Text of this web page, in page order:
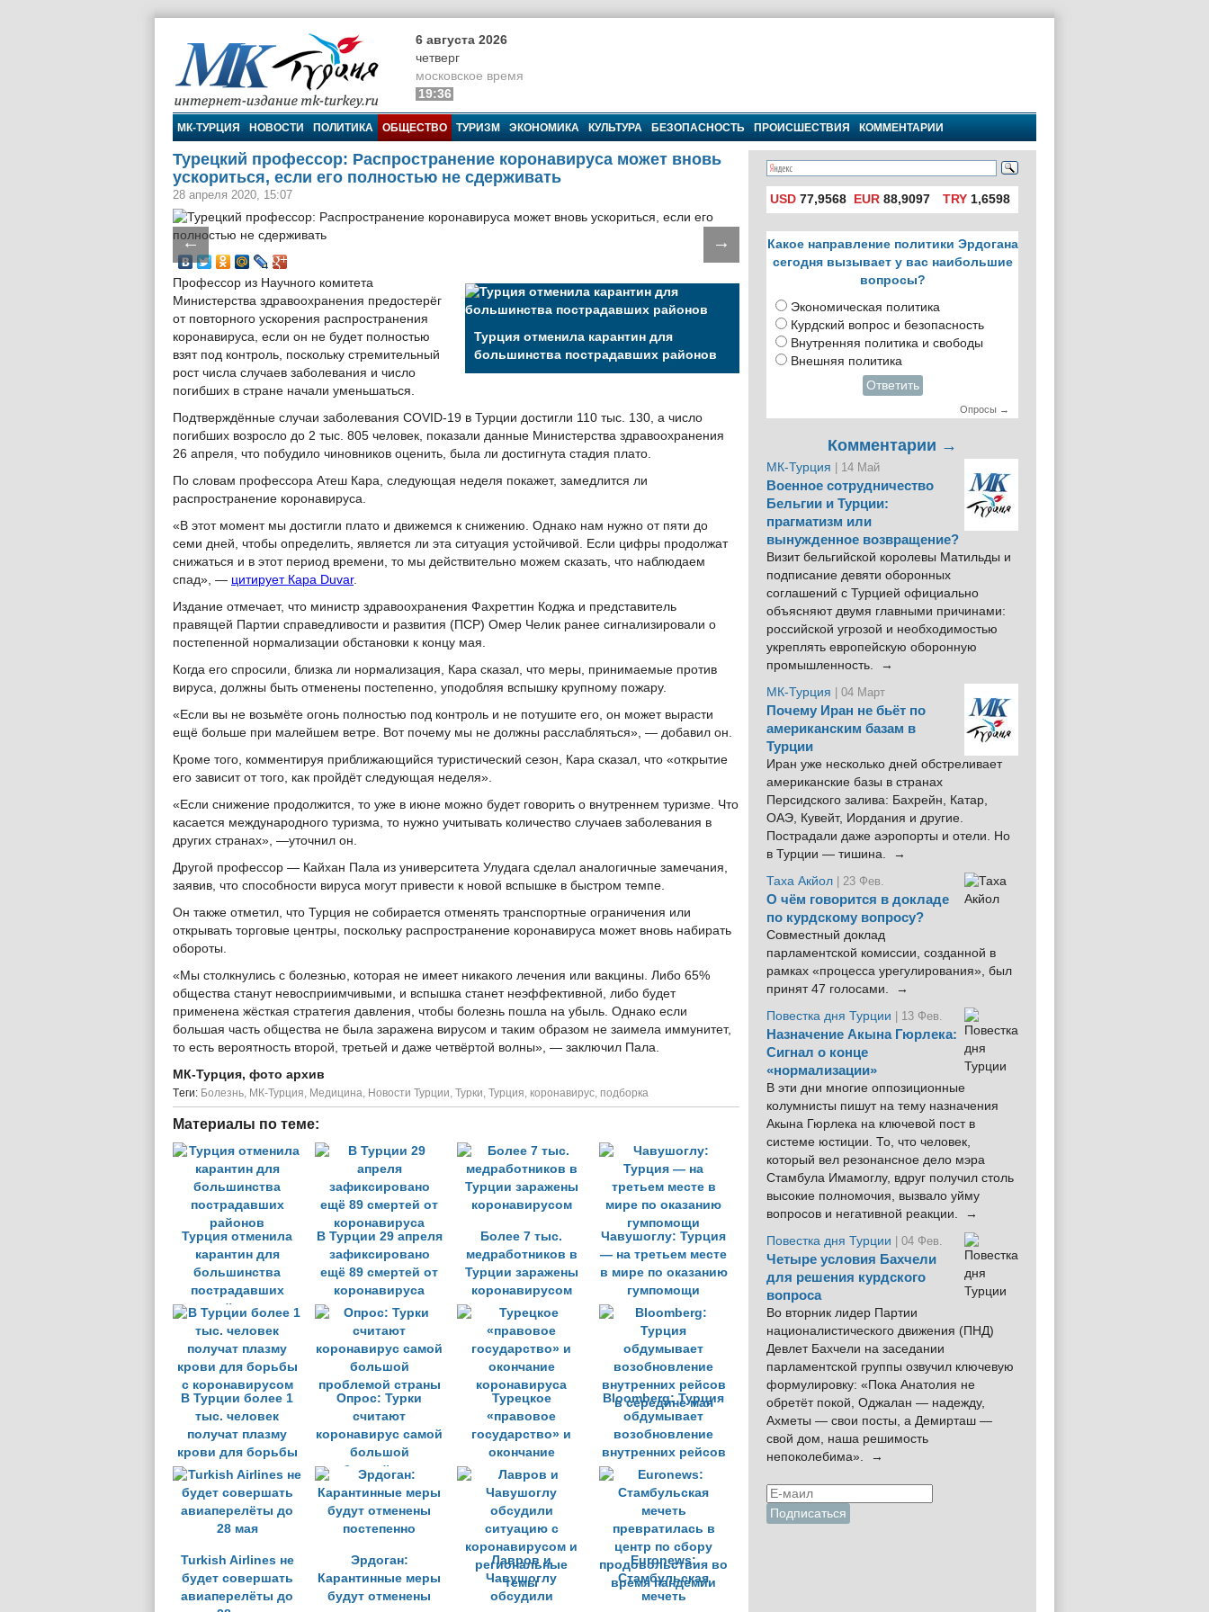
МК-Турция
6 августа 2026
четверг
московское время
19:36
МК-ТУРЦИЯ НОВОСТИ ПОЛИТИКА ОБЩЕСТВО ТУРИЗМ ЭКОНОМИКА КУЛЬТУРА БЕЗОПАСНОСТЬ ПРОИСШЕСТВИЯ КОММЕНТАРИИ
Турецкий профессор: Распространение коронавируса может вновь
ускориться, если его полностью не сдерживать
28 апреля 2020, 15:07
← →
Турция отменила карантин для
большинства пострадавших районов
Профессор из Научного комитета
Министерства здравоохранения предостерёг
от повторного ускорения распространения
коронавируса, если он не будет полностью
взят под контроль, поскольку стремительный
рост числа случаев заболевания и число
погибших в стране начали уменьшаться.
Подтверждённые случаи заболевания COVID-19 в Турции достигли 110 тыс. 130, а число
погибших возросло до 2 тыс. 805 человек, показали данные Министерства здравоохранения
26 апреля, что побудило чиновников оценить, была ли достигнута стадия плато.
По словам профессора Атеш Кара, следующая неделя покажет, замедлится ли
распространение коронавируса.
«В этот момент мы достигли плато и движемся к снижению. Однако нам нужно от пяти до
семи дней, чтобы определить, является ли эта ситуация устойчивой. Если цифры продолжат
снижаться и в этот период времени, то мы действительно можем сказать, что наблюдаем
спад», — цитирует Кара Duvar.
Издание отмечает, что министр здравоохранения Фахреттин Коджа и представитель
правящей Партии справедливости и развития (ПСР) Омер Челик ранее сигнализировали о
постепенной нормализации обстановки к концу мая.
Когда его спросили, близка ли нормализация, Кара сказал, что меры, принимаемые против
вируса, должны быть отменены постепенно, уподобляя вспышку крупному пожару.
«Если вы не возьмёте огонь полностью под контроль и не потушите его, он может вырасти
ещё больше при малейшем ветре. Вот почему мы не должны расслабляться», — добавил он.
Кроме того, комментируя приближающийся туристический сезон, Кара сказал, что «открытие
его зависит от того, как пройдёт следующая неделя».
«Если снижение продолжится, то уже в июне можно будет говорить о внутреннем туризме. Что
касается международного туризма, то нужно учитывать количество случаев заболевания в
других странах», —уточнил он.
Другой профессор — Кайхан Пала из университета Улудага сделал аналогичные замечания,
заявив, что способности вируса могут привести к новой вспышке в быстром темпе.
Он также отметил, что Турция не собирается отменять транспортные ограничения или
открывать торговые центры, поскольку распространение коронавируса может вновь набирать
обороты.
«Мы столкнулись с болезнью, которая не имеет никакого лечения или вакцины. Либо 65%
общества станут невосприимчивыми, и вспышка станет неэффективной, либо будет
применена жёсткая стратегия давления, чтобы болезнь пошла на убыль. Однако если
большая часть общества не была заражена вирусом и таким образом не заимела иммунитет,
то есть вероятность второй, третьей и даже четвёртой волны», — заключил Пала.
МК-Турция, фото архив
Tеги: Болезнь, МК-Турция, Медицина, Новости Турции, Турки, Турция, коронавирус, подборка
Материалы по теме:
Турция отменила
карантин для
большинства
пострадавших
районов
В Турции 29 апреля
зафиксировано
ещё 89 смертей от
коронавируса
Более 7 тыс.
медработников в
Турции заражены
коронавирусом
Чавушоглу: Турция
— на третьем месте
в мире по оказанию
гумпомощи
В Турции более 1
тыс. человек
получат плазму
крови для борьбы
с коронавирусом
Опрос: Турки
считают
коронавирус самой
большой
проблемой страны
Турецкое
«правовое
государство» и
окончание
коронавируса
Bloomberg: Турция
обдумывает
возобновление
внутренних рейсов
в середине мая
Turkish Airlines не
будет совершать
авиаперелёты до
Эрдоган:
Карантинные меры
будут отменены
Лавров и
Чавушоглу
обсудили
Euronews:
Стамбульская
мечеть
USD 77,9568 EUR 88,9097 TRY1,6598
Какое направление политики Эрдогана
сегодня вызывает у вас наибольшие
вопросы?
Экономическая политика
Курдский вопрос и безопасность
Внутренняя политика и свободы
Внешняя политика
Ответить
Опросы →
Комментарии →
МК-Турция | 14 Май
Военное сотрудничество
Бельгии и Турции:
прагматизм или
вынужденное возвращение?
Визит бельгийской королевы Матильды и
подписание девяти оборонных
соглашений с Турцией официально
объясняют двумя главными причинами:
российской угрозой и необходимостью
укреплять европейскую оборонную
промышленность. →
МК-Турция
| 04 Март
Почему Иран не бьёт по
американским базам в
Турции
Иран уже несколько дней обстреливает
американские базы в странах
Персидского залива: Бахрейн, Катар,
ОАЭ, Кувейт, Иордания и другие.
Пострадали даже аэропорты и отели. Но
в Турции — тишина. →
Таха Акйол | 23 Фев.
О чём говорится в докладе
по курдскому вопросу?
Совместный доклад
парламентской комиссии, созданной в
рамках «процесса урегулирования», был
принят 47 голосами. →
Повестка дня Турции
| 13 Фев.
Назначение Акына Гюрлека:
Сигнал о конце
«нормализации»
В эти дни многие оппозиционные
колумнисты пишут на тему назначения
Акына Гюрлека на ключевой пост в
системе юстиции. То, что человек,
который вел резонансное дело мэра
Стамбула Имамоглу, вдруг получил столь
высокие полномочия, вызвало уйму
вопросов и негативной реакции. →
Повестка дня Турции
| 04 Фев.
Четыре условия Бахчели
для решения курдского
вопроса
Во вторник лидер Партии
националистического движения (ПНД)
Девлет Бахчели на заседании
парламентской группы озвучил ключевую
формулировку: «Пока Анатолия не
обретёт покой, Оджалан — надежду,
Ахметы — свои посты, а Демирташ —
свой дом, наша решимость
непоколебима». →